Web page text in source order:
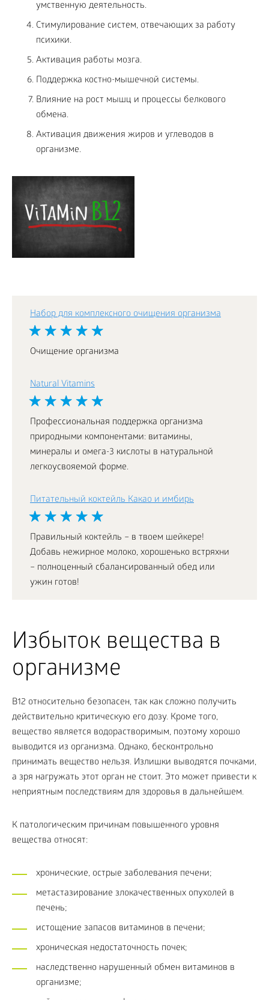
умственную деятельность.
Стимулирование систем, отвечающих за работу
психики.
Активация работы мозга.
Поддержка костно-мышечной системы.
Влияние на рост мышц и процессы белкового
обмена.
Активация движения жиров и углеводов в
организме.
Набор для комплексного очищения организма
Очищение организма
Natural Vitamins
Профессиональная поддержка организма
природными компонентами: витамины,
минералы и омега-3 кислоты в натуральной
легкоусвояемой форме.
Питательный коктейль Какао и имбирь
Правильный коктейль – в твоем шейкере!
Добавь нежирное молоко, хорошенько встряхни
– полноценный сбалансированный обед или
ужин готов!
Избыток вещества в
организме
В12 относительно безопасен, так как сложно получить
действительно критическую его дозу. Кроме того,
вещество является водорастворимым, поэтому хорошо
выводится из организма. Однако, бесконтрольно
принимать вещество нельзя. Излишки выводятся почками,
а зря нагружать этот орган не стоит. Это может привести к
неприятным последствиям для здоровья в дальнейшем.
К патологическим причинам повышенного уровня
вещества относят:
хронические, острые заболевания печени;
метастазирование злокачественных опухолей в
печень;
истощение запасов витаминов в печени;
хроническая недостаточность почек;
наследственно нарушенный обмен витаминов в
организме;